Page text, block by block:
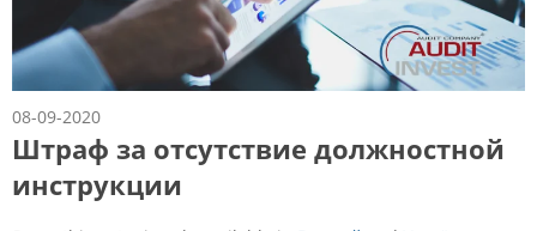
08-09-2020
Штраф за отсутствие должностной
инструкции